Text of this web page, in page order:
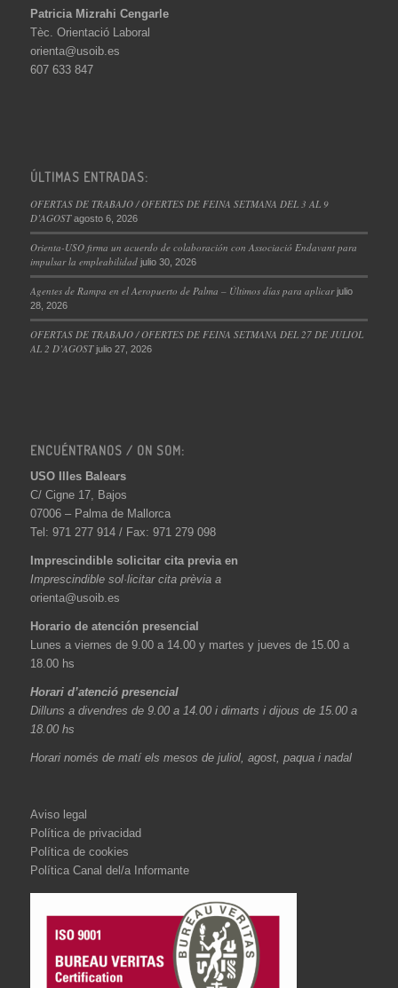
Patricia Mizrahi Cengarle
Tèc. Orientació Laboral
orienta@usoib.es
607 633 847
ÚLTIMAS ENTRADAS:
OFERTAS DE TRABAJO / OFERTES DE FEINA SETMANA DEL 3 AL 9
D’AGOST agosto 6, 2026
Orienta-USO firma un acuerdo de colaboración con Associació Endavant para
impulsar la empleabilidad julio 30, 2026
Agentes de Rampa en el Aeropuerto de Palma – Últimos días para aplicar julio
28, 2026
OFERTAS DE TRABAJO / OFERTES DE FEINA SETMANA DEL 27 DE JULIOL
AL 2 D’AGOST julio 27, 2026
ENCUÉNTRANOS / ON SOM:
USO Illes Balears
C/ Cigne 17, Bajos
07006 – Palma de Mallorca
Tel: 971 277 914 / Fax: 971 279 098
Imprescindible solicitar cita previa en
Imprescindible sol·licitar cita prèvia a
orienta@usoib.es
Horario de atención presencial
Lunes a viernes de 9.00 a 14.00 y martes y jueves de 15.00 a
18.00 hs
Horari d’atenció presencial
Dilluns a divendres de 9.00 a 14.00 i dimarts i dijous de 15.00 a
18.00 hs
Horari només de matí els mesos de juliol, agost, paqua i nadal
Aviso legal
Política de privacidad
Política de cookies
Política Canal del/a Informante